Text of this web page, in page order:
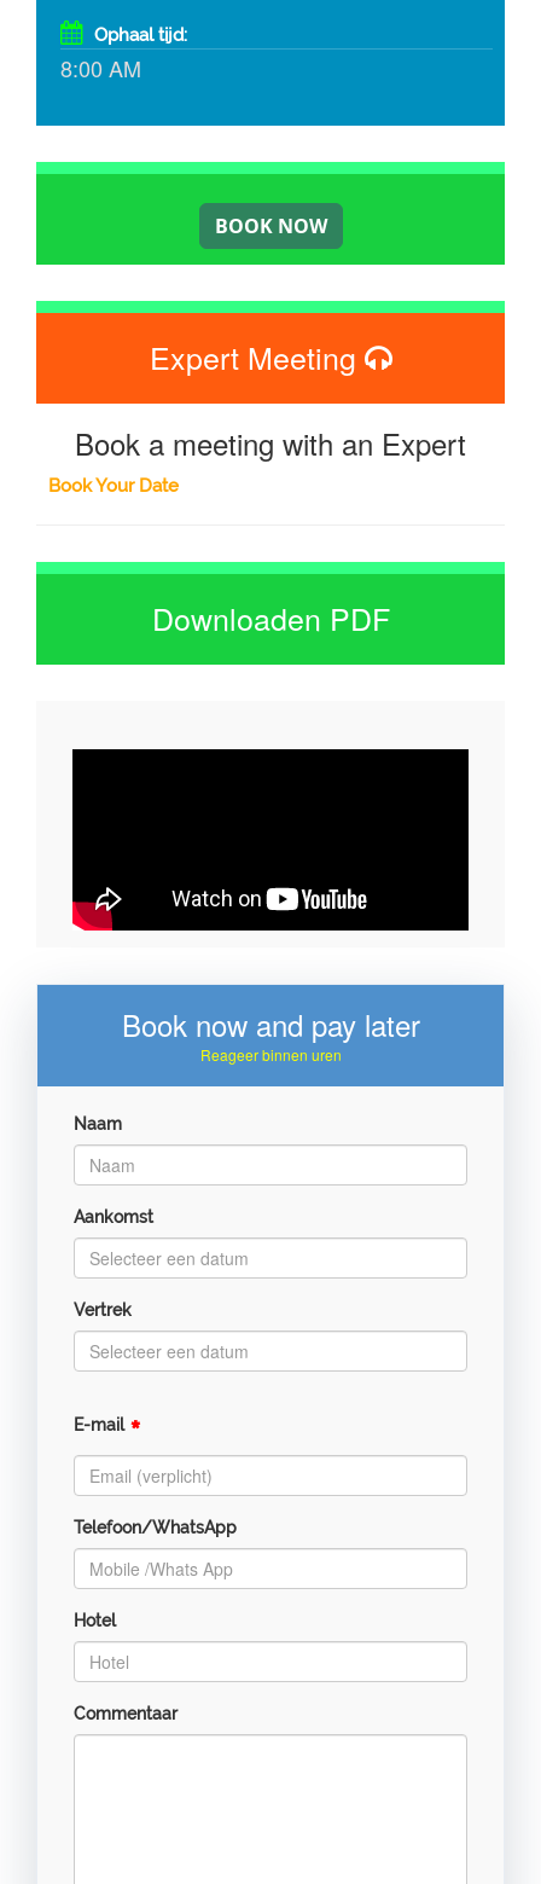
Ophaal tijd:
8:00 AM
Expert Meeting
Book a meeting with an Expert
Book Your Date
Downloaden PDF
Book now and pay later
Reageer binnen uren
Naam
Aankomst
Vertrek
E-mail *
Telefoon/WhatsApp
Hotel
Commentaar